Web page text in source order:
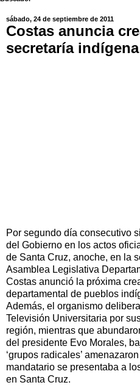
sábado, 24 de septiembre de 2011
Costas anuncia
secretaría indígena
Por segundo día consecutivo
del Gobierno en los actos
de Santa Cruz, anoche, en la
Asamblea Legislativa
Costas anunció la próxima
departamental de pueblos
Además, el organismo
Televisión Universitaria por
región, mientras que
del presidente Evo Morales,
‘grupos radicales’
mandatario se presentaba a
en Santa Cruz.